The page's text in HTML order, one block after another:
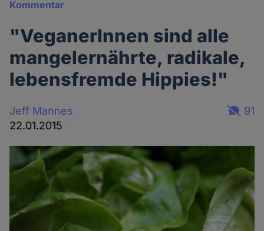
Kommentar
"VeganerInnen sind alle
mangelernährte, radikale,
lebensfremde Hippies!"
Jeff Mannes
22.01.2015
91